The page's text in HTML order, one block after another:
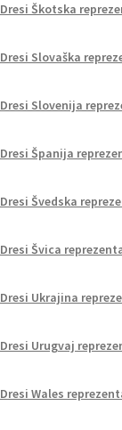
Dresi Škotska
Dresi Slovaška
Dresi Slovenija
Dresi Španija
Dresi Švedska
Dresi Švica
Dresi Ukrajina
Dresi Urugvaj
Dresi Wales